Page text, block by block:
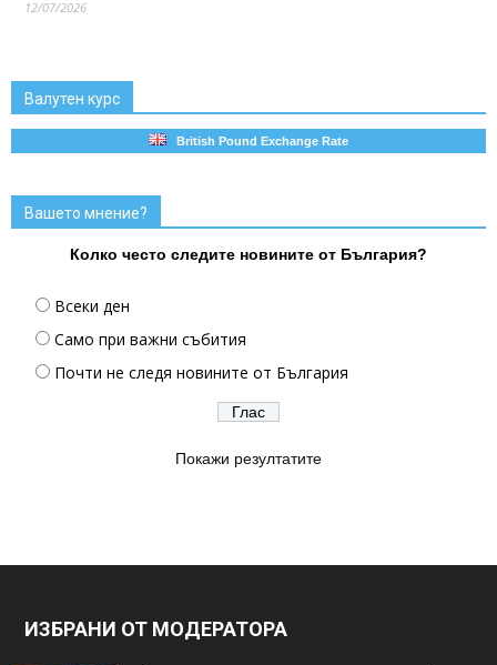
12/07/2026
Валутен курс
British Pound Exchange Rate
Вашето мнение?
Колко често следите новините от България?
Всеки ден
Само при важни събития
Почти не следя новините от България
Покажи резултатите
ИЗБРАНИ ОТ МОДЕРАТОРА